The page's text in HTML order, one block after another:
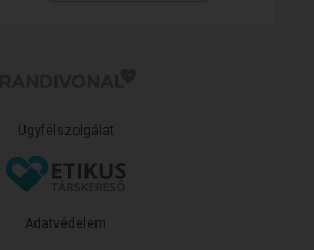
Ügyfélszolgálat
Adatvédelem